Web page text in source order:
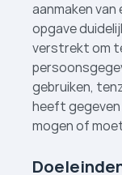
aanmaken
opgave
verstrekt om
gebruiken,
heeft
mogen of